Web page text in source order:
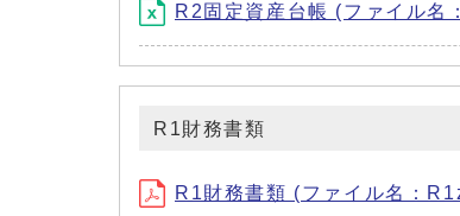
R2固定資産台帳 (ファイル
R1財務書類
R1財務書類 (ファイル名：